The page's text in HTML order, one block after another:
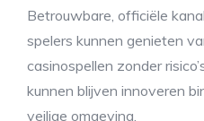
Betrouwbare, officiële
spelers kunnen genieten
casinospellen zonder
kunnen blijven innoveren
veilige omgeving.